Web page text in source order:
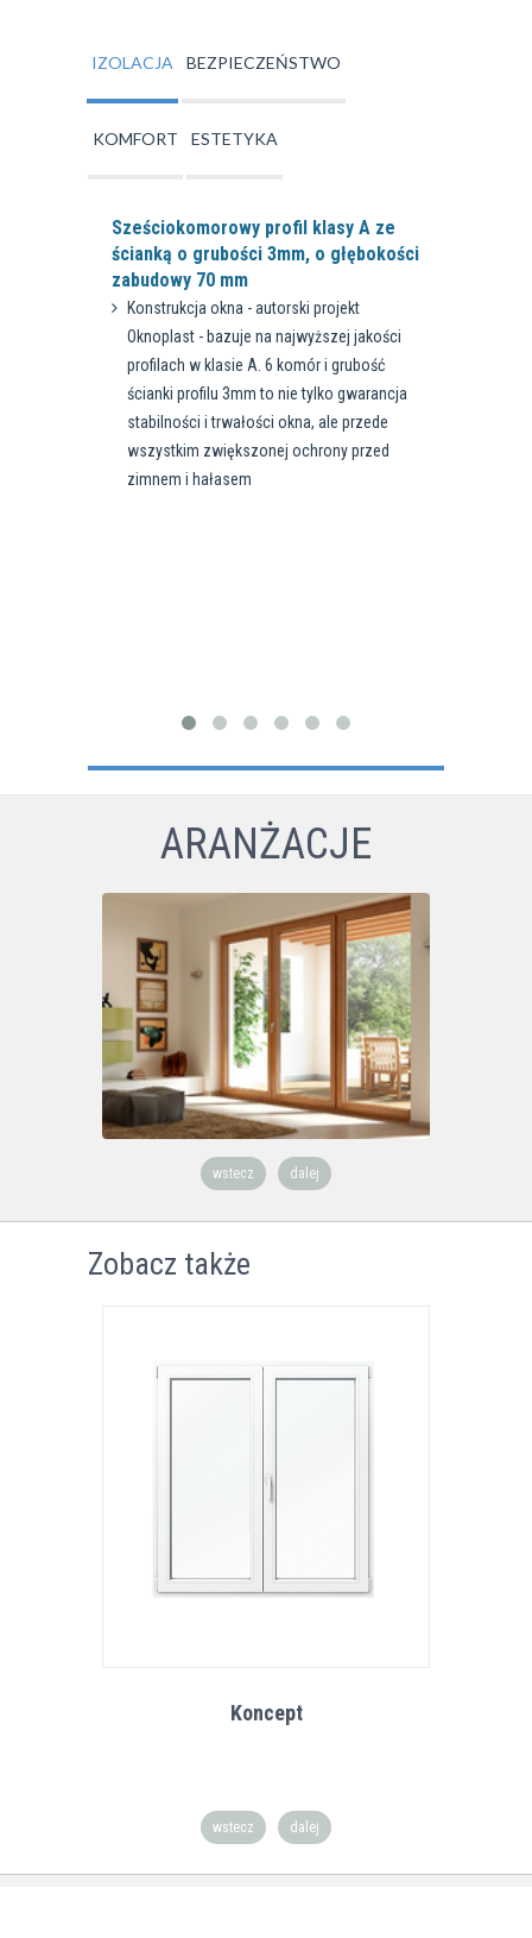
IZOLACJA BEZPIECZEŃSTWO
KOMFORT ESTETYKA
Sześciokomorowy profil klasy A ze
ścianką o grubości 3mm, o głębokości
zabudowy 70 mm
Konstrukcja okna - autorski projekt
Oknoplast - bazuje na najwyższej jakości
profilach w klasie A. 6 komór i grubość
ścianki profilu 3mm to nie tylko gwarancja
stabilności i trwałości okna, ale przede
wszystkim zwiększonej ochrony przed
zimnem i hałasem
ARANŻACJE
wstecz dalej
Zobacz także
Koncept
wstecz dalej